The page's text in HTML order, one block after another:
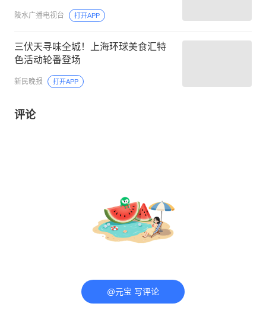
陵水广播电视台 打开APP
三伏天寻味全城！上海环球美食汇特
色活动轮番登场
新民晚报 打开APP
评论
@元宝 写评论